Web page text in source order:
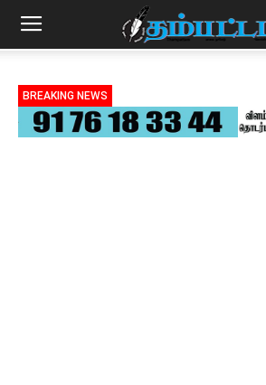
BREAKING NEWS